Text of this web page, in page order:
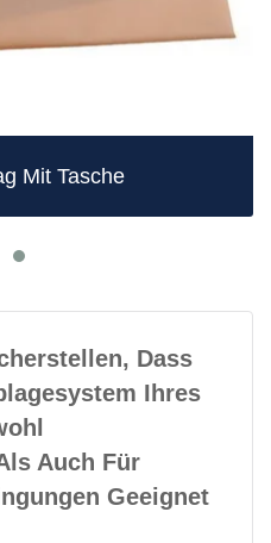
Mit Tasche
Dass
Ihres
Auch Für
Geeignet